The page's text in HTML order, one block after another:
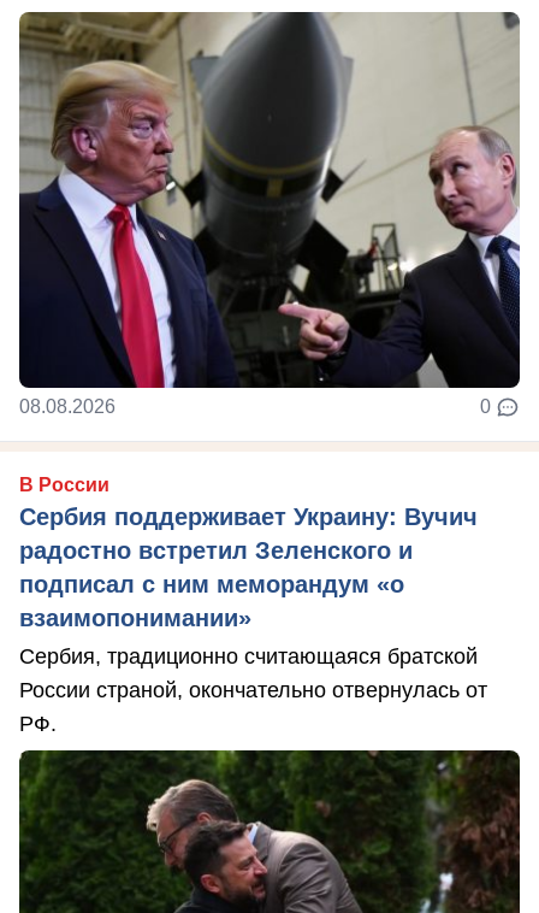
08.08.2026 0
В России
Сербия поддерживает Украину: Вучич
радостно встретил Зеленского и
подписал с ним меморандум «о
взаимопонимании»
Сербия, традиционно считающаяся братской
России страной, окончательно отвернулась от
РФ.